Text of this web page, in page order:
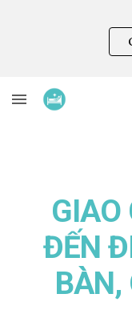
Skip to main content
GIAO
ĐẾN
BÀN,